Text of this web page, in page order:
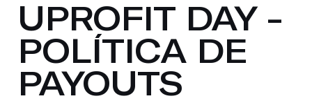
UPROFIT DAY -
POLÍTICA DE
PAYOUTS